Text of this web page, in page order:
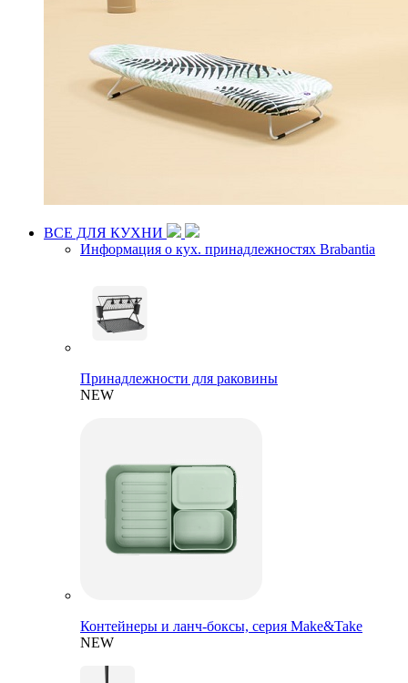
ВСЕ ДЛЯ КУХНИ
Информация о кух. принадлежностях Brabantia
Принадлежности для раковины
NEW
Контейнеры и ланч-боксы, серия Make&Take
NEW